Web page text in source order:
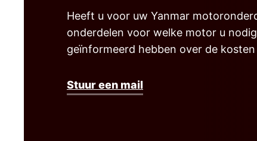
Heeft u voor uw Yanmar
onderdelen voor welke motor u
geïnformeerd hebben over de
Stuur een mail